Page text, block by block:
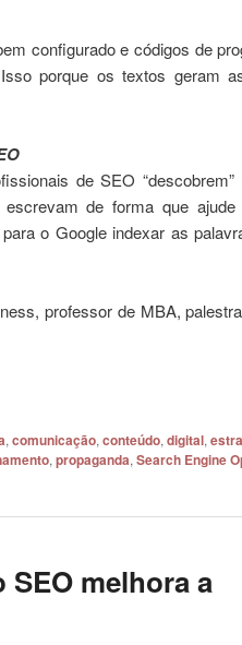
configurado e códigos de
porque os textos geram
de SEO
de forma que
o Google indexar as
professor de MBA,
, comunicação, conteúdo, digital,
, propaganda, Search Engine
melhora a